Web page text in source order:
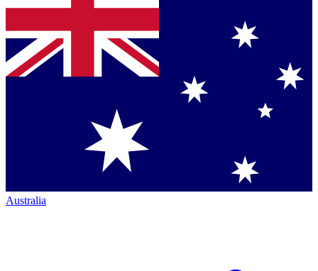
Australia